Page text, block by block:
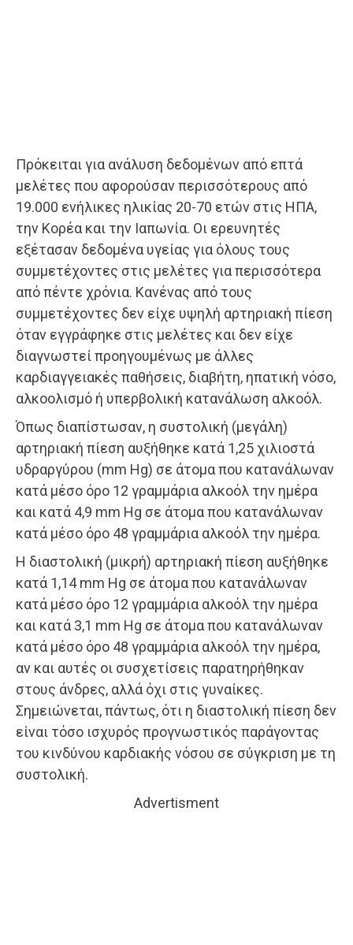
Πρόκειται για ανάλυση δεδομένων από επτά
μελέτες που αφορούσαν περισσότερους από
19.000 ενήλικες ηλικίας 20-70 ετών στις ΗΠΑ,
την Κορέα και την Ιαπωνία. Οι ερευνητές
εξέτασαν δεδομένα υγείας για όλους τους
συμμετέχοντες στις μελέτες για περισσότερα
από πέντε χρόνια. Κανένας από τους
συμμετέχοντες δεν είχε υψηλή αρτηριακή πίεση
όταν εγγράφηκε στις μελέτες και δεν είχε
διαγνωστεί προηγουμένως με άλλες
καρδιαγγειακές παθήσεις, διαβήτη, ηπατική νόσο,
αλκοολισμό ή υπερβολική κατανάλωση αλκοόλ.
Όπως διαπίστωσαν, η συστολική (μεγάλη)
αρτηριακή πίεση αυξήθηκε κατά 1,25 χιλιοστά
υδραργύρου (mm Hg) σε άτομα που κατανάλωναν
κατά μέσο όρο 12 γραμμάρια αλκοόλ την ημέρα
και κατά 4,9 mm Hg σε άτομα που κατανάλωναν
κατά μέσο όρο 48 γραμμάρια αλκοόλ την ημέρα.
Η διαστολική (μικρή) αρτηριακή πίεση αυξήθηκε
κατά 1,14 mm Hg σε άτομα που κατανάλωναν
κατά μέσο όρο 12 γραμμάρια αλκοόλ την ημέρα
και κατά 3,1 mm Hg σε άτομα που κατανάλωναν
κατά μέσο όρο 48 γραμμάρια αλκοόλ την ημέρα,
αν και αυτές οι συσχετίσεις παρατηρήθηκαν
στους άνδρες, αλλά όχι στις γυναίκες.
Σημειώνεται, πάντως, ότι η διαστολική πίεση δεν
είναι τόσο ισχυρός προγνωστικός παράγοντας
του κινδύνου καρδιακής νόσου σε σύγκριση με τη
συστολική.
Advertisment